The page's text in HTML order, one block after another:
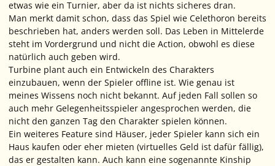
etwas wie ein Turnier, aber da ist nichts sicheres dran.
Man merkt damit schon, dass das Spiel wie Celethoron bereits
beschrieben hat, anders werden soll. Das Leben in Mittelerde
steht im Vordergrund und nicht die Action, obwohl es diese
natürlich auch geben wird.
Turbine plant auch ein Entwickeln des Charakters
einzubauen, wenn der Spieler offline ist. Wie genau ist
meines Wissens noch nicht bekannt. Auf jeden Fall sollen so
auch mehr Gelegenheitsspieler angesprochen werden, die
nicht den ganzen Tag den Charakter spielen können.
Ein weiteres Feature sind Häuser, jeder Spieler kann sich ein
Haus kaufen oder eher mieten (virtuelles Geld ist dafür fällig),
das er gestalten kann. Auch kann eine sogenannte Kinship